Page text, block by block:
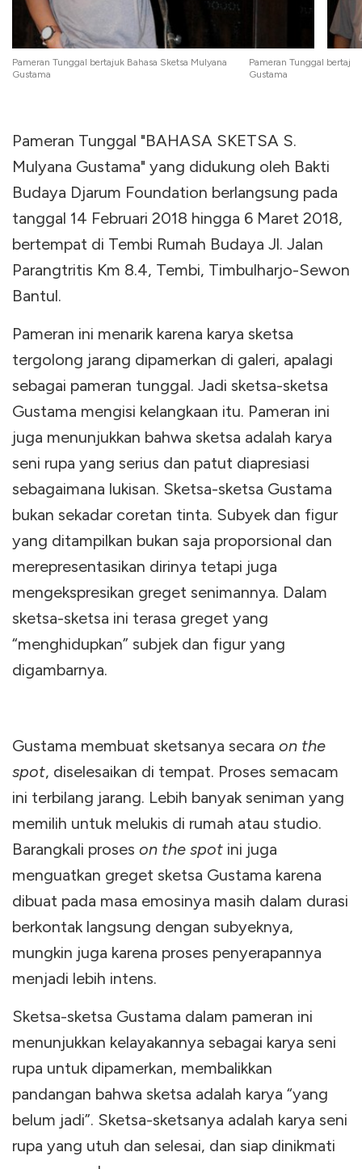
Pameran Tunggal bertajuk Bahasa Sketsa Mulyana
Gustama
Pameran Tunggal
Gustama
Pameran Tunggal "BAHASA SKETSA S.
Mulyana Gustama" yang didukung oleh Bakti
Budaya Djarum Foundation berlangsung pada
tanggal 14 Februari 2018 hingga 6 Maret 2018,
bertempat di Tembi Rumah Budaya Jl. Jalan
Parangtritis Km 8.4, Tembi, Timbulharjo-Sewon
Bantul.
Pameran ini menarik karena karya sketsa
tergolong jarang dipamerkan di galeri, apalagi
sebagai pameran tunggal. Jadi sketsa-sketsa
Gustama mengisi kelangkaan itu. Pameran ini
juga menunjukkan bahwa sketsa adalah karya
seni rupa yang serius dan patut diapresiasi
sebagaimana lukisan. Sketsa-sketsa Gustama
bukan sekadar coretan tinta. Subyek dan figur
yang ditampilkan bukan saja proporsional dan
merepresentasikan dirinya tetapi juga
mengekspresikan greget senimannya. Dalam
sketsa-sketsa ini terasa greget yang
“menghidupkan” subjek dan figur yang
digambarnya.
Gustama membuat sketsanya secara on the
spot, diselesaikan di tempat. Proses semacam
ini terbilang jarang. Lebih banyak seniman yang
memilih untuk melukis di rumah atau studio.
Barangkali proses on the spot ini juga
menguatkan greget sketsa Gustama karena
dibuat pada masa emosinya masih dalam durasi
berkontak langsung dengan subyeknya,
mungkin juga karena proses penyerapannya
menjadi lebih intens.
Sketsa-sketsa Gustama dalam pameran ini
menunjukkan kelayakannya sebagai karya seni
rupa untuk dipamerkan, membalikkan
pandangan bahwa sketsa adalah karya “yang
belum jadi”. Sketsa-sketsanya adalah karya seni
rupa yang utuh dan selesai, dan siap dinikmati